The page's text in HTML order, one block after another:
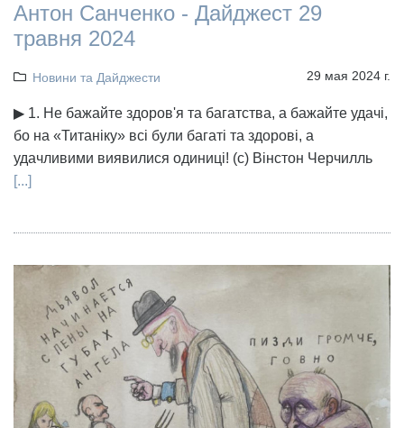
Антон Санченко - Дайджест 29
травня 2024
Новини та Дайджести 29 мая 2024 г.
▶ 1. Не бажайте здоров'я та багатства, а бажайте удачі,
бо на «Титаніку» всі були багаті та здорові, а
удачливими виявилися одиниці! (с) Вінстон Черчилль
[...]